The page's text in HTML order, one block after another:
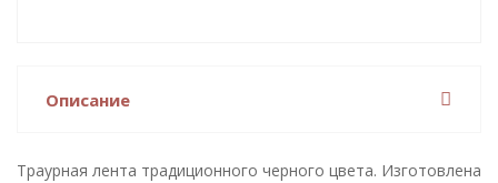
Описание
Траурная лента традиционного черного цвета. Изготовлена